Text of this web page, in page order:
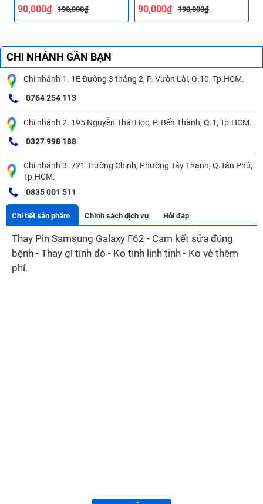
90,000₫ 190,000₫ 90,000₫ 190,000₫
CHI NHÁNH GẦN BẠN
Chi nhánh 1. 1E Đường 3 tháng 2, P. Vườn Lài, Q.10, Tp.HCM.
0764 254 113
Chi nhánh 2. 195 Nguyễn Thái Học, P. Bến Thành, Q.1, Tp.HCM.
0327 998 188
Chi nhánh 3. 721 Trường Chinh, Phường Tây Thạnh, Q.Tân Phú,
Tp.HCM.
0835 001 511
Chi tiết sản phẩm Chính sách dịch vụ Hỏi đáp
Thay Pin Samsung Galaxy F62 - Cam kết sửa đúng
bệnh - Thay gì tính đó - Ko tính linh tinh - Ko vẻ thêm
phí.